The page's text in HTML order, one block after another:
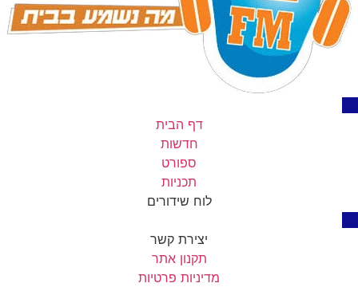
דף הבית
חדשות
ספורט
תכניות
לוח שידורים
יצירת קשר
תקנון אתר
מדיניות פרטיות